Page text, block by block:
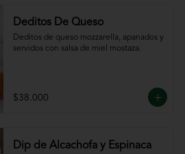
Deditos De Queso
Deditos de queso mozzarella, apanados y
servidos con salsa de miel mostaza.
$38.000
Dip de Alcachofa y Espinaca